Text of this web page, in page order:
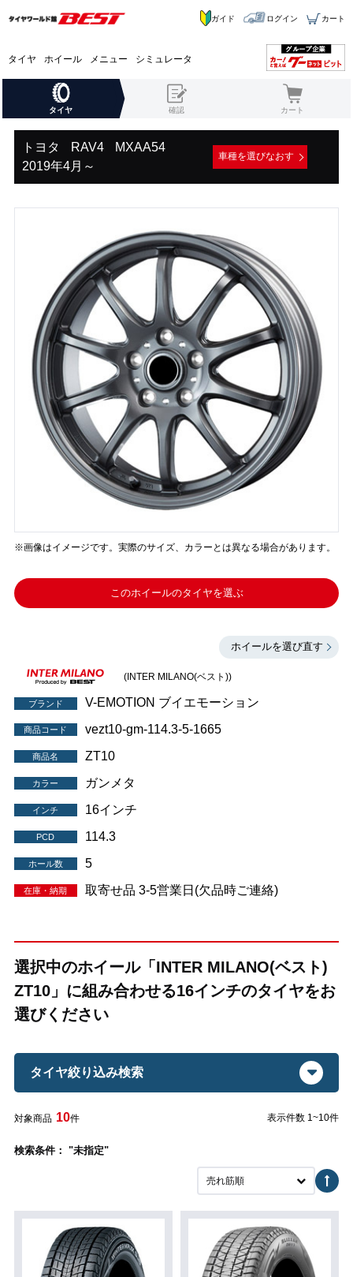
タイヤ ホイール メニュー シミュレータ
ガイド ログイン カート
タイヤ 確認 カート
トヨタ RAV4
MXAA54
2019年4月～
車種を選びなおす
※画像はイメージです。実際のサイズ、カラーとは異なる場合があります。
このホイールのタイヤを選ぶ
ホイールを選び直す
(INTER MILANO(ベスト))
ブランド V-EMOTION ブイエモーション
商品コード vezt10-gm-114.3-5-1665
商品名 ZT10
カラー ガンメタ
インチ 16インチ
PCD 114.3
ホール数 5
在庫・納期 取寄せ品 3-5営業日(欠品時ご連絡)
選択中のホイール「INTER MILANO(ベスト)
ZT10」に組み合わせる16インチのタイヤをお
選びください
タイヤ絞り込み検索
対象商品 10件 表示件数 1~10件
検索条件： "未指定"
売れ筋順